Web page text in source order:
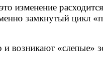
изменение
замкнутый цикл
и возникают «слепые»